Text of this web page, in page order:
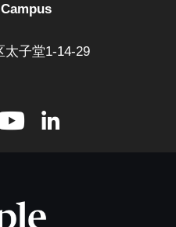
太子堂1-14-29